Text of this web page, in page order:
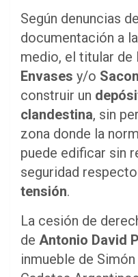
Según denuncias
documentación a
medio, el titular de
Envases y/o
construir un
clandestina, sin
zona donde la
puede edificar sin
seguridad respecto
tensión.
La cesión de
de Antonio David
inmueble de